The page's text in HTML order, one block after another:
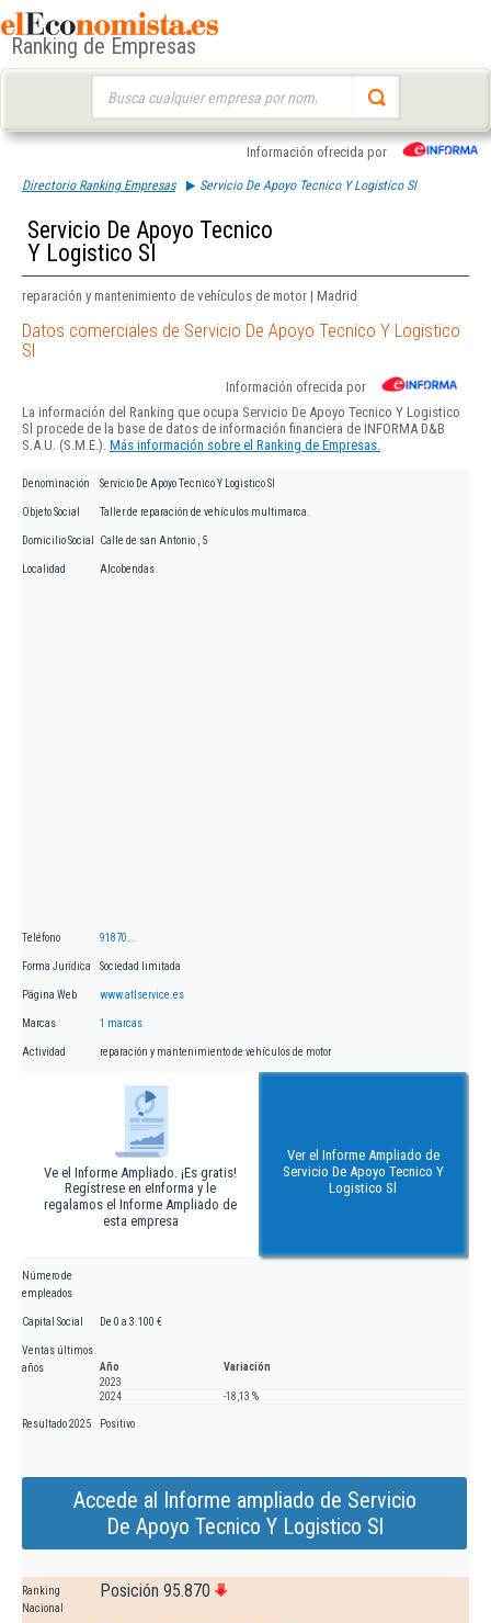
Ranking de Empresas
Información ofrecida por
Directorio Ranking Empresas Servicio De Apoyo Tecnico Y Logistico Sl
Servicio De Apoyo Tecnico
Y Logistico Sl
reparación y mantenimiento de vehículos de motor | Madrid
Datos comerciales de Servicio De Apoyo Tecnico Y Logistico
Sl
Información ofrecida por
La información del Ranking que ocupa Servicio De Apoyo Tecnico Y Logistico
Sl procede de la base de datos de información financiera de INFORMA D&B
S.A.U. (S.M.E.). Más información sobre el Ranking de Empresas.
Denominación Servicio De Apoyo Tecnico Y Logistico Sl
Objeto Social Taller de reparación de vehículos multimarca.
Domicilio Social Calle de san Antonio , 5
Localidad Alcobendas
Teléfono 91870...
Forma Jurídica Sociedad limitada
Página Web www.atlservice.es
Marcas 1 marcas
Actividad reparación y mantenimiento de vehículos de motor
Ve el Informe Ampliado. ¡Es gratis!
Regístrese en eInforma y le
regalamos el Informe Ampliado de
esta empresa
Ver el Informe Ampliado de
Servicio De Apoyo Tecnico Y
Logistico Sl
Número de
empleados
Capital Social De 0 a 3.100 €
Ventas últimos
años
Año
Variación
2023
2024
-18,13 %
Resultado 2025 Positivo
Accede al Informe ampliado de Servicio
De Apoyo Tecnico Y Logistico Sl
Ranking
Nacional
Posición 95.870